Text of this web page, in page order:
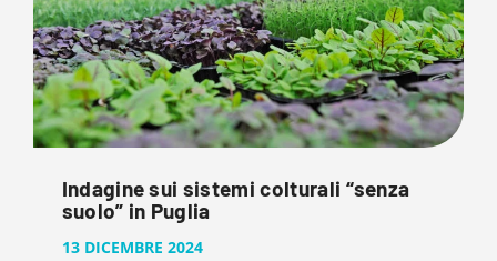
Indagine sui sistemi colturali “senza
suolo” in Puglia
13 DICEMBRE 2024